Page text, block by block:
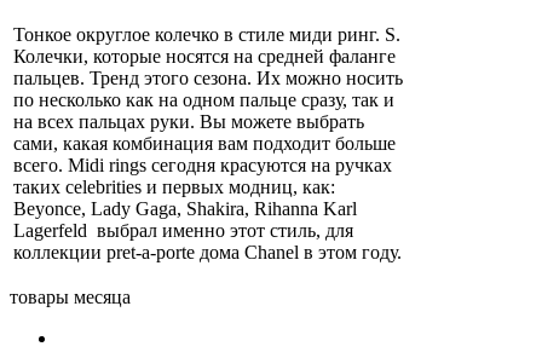
Тонкое округлое колечко в стиле миди ринг. S.
Колечки, которые носятся на средней фаланге
пальцев. Тренд этого сезона. Их можно носить
по несколько как на одном пальце сразу, так и
на всех пальцах руки. Вы можете выбрать
сами, какая комбинация вам подходит больше
всего. Midi rings сегодня красуются на ручках
таких celebrities и первых модниц, как:
Beyonce, Lady Gaga, Shakira, Rihanna Karl
Lagerfeld выбрал именно этот стиль, для
коллекции pret-a-porte дома Chanel в этом году.
товары месяца